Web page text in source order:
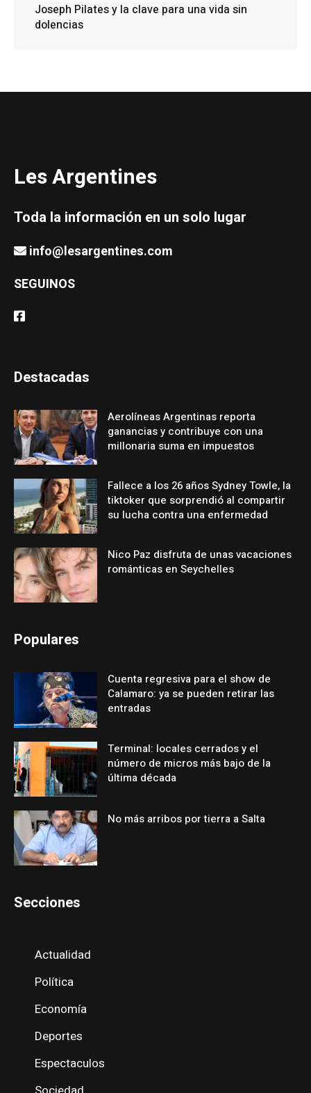
Joseph Pilates y la clave para una vida sin
dolencias
Les Argentines
Toda la información en un solo lugar
info@lesargentines.com
SEGUINOS
Destacadas
Aerolíneas Argentinas reporta
ganancias y contribuye con una
millonaria suma en impuestos
Fallece a los 26 años Sydney Towle, la
tiktoker que sorprendió al compartir
su lucha contra una enfermedad
Nico Paz disfruta de unas vacaciones
románticas en Seychelles
Populares
Cuenta regresiva para el show de
Calamaro: ya se pueden retirar las
entradas
Terminal: locales cerrados y el
número de micros más bajo de la
última década
No más arribos por tierra a Salta
Secciones
Actualidad
Política
Economía
Deportes
Espectaculos